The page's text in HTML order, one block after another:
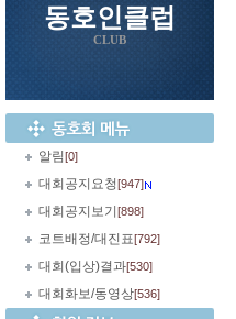
동호인클럽
CLUB
알림[0]
대회공지요청[947]
대회공지보기 [898]
코트배정/대진표[792]
대회(입상)결과[530]
대회화보/동영상[536]